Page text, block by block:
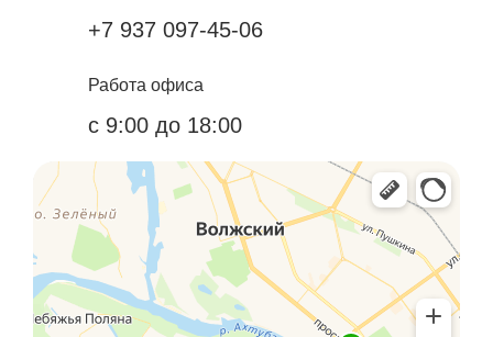
+7 937 097-45-06
Работа офиса
с 9:00 до 18:00